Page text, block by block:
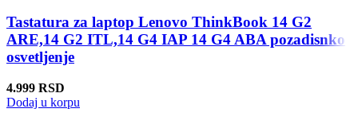
Tastatura za laptop Lenovo ThinkBook 14 G2
ARE,14 G2 ITL,14 G4 IAP 14 G4 ABA pozadisnko
osvetljenje
4.999 RSD
Dodaj u korpu